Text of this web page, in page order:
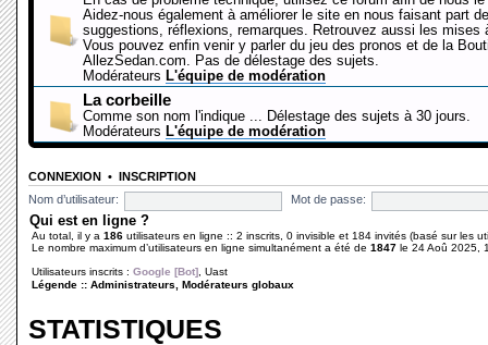
Aidez-nous également à améliorer le site en nous faisant part
suggestions, réflexions, remarques. Retrouvez aussi les mises
Vous pouvez enfin venir y parler du jeu des pronos et de la
AllezSedan.com. Pas de délestage des sujets.
Modérateurs L'équipe de modération
La corbeille
Comme son nom l'indique ... Délestage des sujets à 30 jours.
Modérateurs L'équipe de modération
CONNEXION • INSCRIPTION
Nom d’utilisateur:
Mot de passe:
Qui est en ligne ?
Au total, il y a 186 utilisateurs en ligne :: 2 inscrits, 0 invisible et 184 invités (basé sur les
Le nombre maximum d’utilisateurs en ligne simultanément a été de 1847 le 24 Aoû 2025,
Utilisateurs inscrits : Google [Bot] Uast
Légende :: Administrateurs Modérateurs globaux
STATISTIQUES